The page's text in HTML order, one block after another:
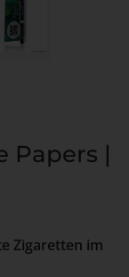
Papers |
Zigaretten im